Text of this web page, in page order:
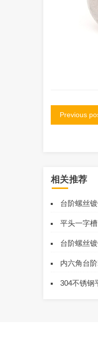
Previous
相关推荐
台阶螺丝
平头一字
台阶螺丝
内六角台
304不锈钢